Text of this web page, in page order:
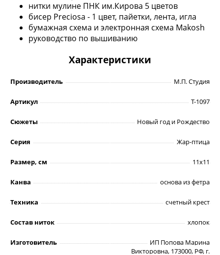
нитки мулине ПНК им.Кирова 5 цветов
бисер Preciosa - 1 цвет, пайетки, лента, игла
бумажная схема и электронная схема Makosh
руководство по вышиванию
Характеристики
Производитель М.П. Студия
Артикул Т-1097
Сюжеты Новый год и Рождество
Серия Жар-птица
Размер, см 11х11
Канва основа из фетра
Техника счетный крест
Состав ниток хлопок
Изготовитель
ИП Попова Марина
Викторовна, 173000, РФ, г.